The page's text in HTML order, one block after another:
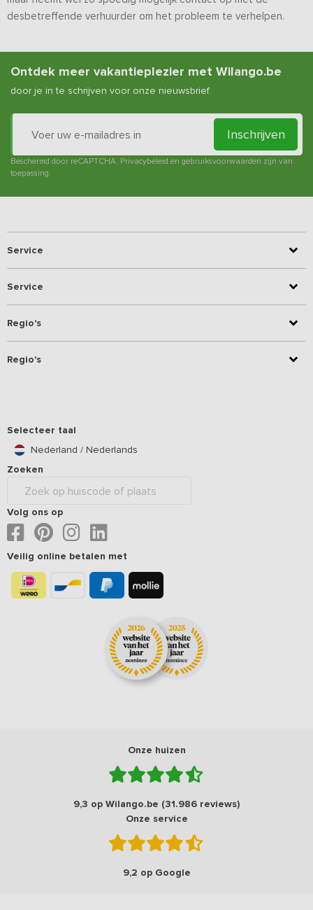
desbetreffende verhuurder om het probleem te verhelpen.
Ontdek meer vakantieplezier met Wilango.be
door je in te schrijven voor onze nieuwsbrief.
Inschrijven
Beschermd door reCAPTCHA. Privacybeleid en gebruiksvoorwaarden zijn van
toepassing.
Service
Service
Regio's
Regio's
Selecteer taal
Nederland / Nederlands
Zoeken
Volg ons op
Veilig online betalen met
Onze huizen
9,3 op Wilango.be (31.986 reviews)
Onze service
9,2 op Google